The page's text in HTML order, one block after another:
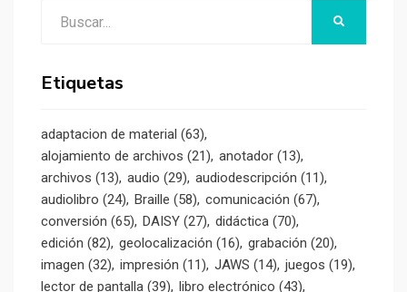
Etiquetas
adaptacion de material (63)
alojamiento de archivos (21) anotador (13)
archivos (13) audio (29) audiodescripción (11)
audiolibro (24) Braille (58) comunicación (67)
conversión (65) DAISY (27) didáctica (70)
edición (82) geolocalización (16) grabación (20)
imagen (32) impresión (11) JAWS (14) juegos (19)
lector de pantalla (39) libro electrónico (43)